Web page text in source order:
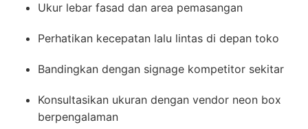
Ukur lebar fasad dan area pemasangan
Perhatikan kecepatan lalu lintas di depan toko
Bandingkan dengan signage kompetitor sekitar
Konsultasikan ukuran dengan vendor neon box
berpengalaman